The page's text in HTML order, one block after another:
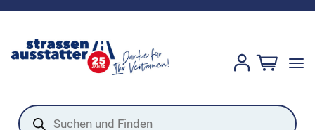
Products
search